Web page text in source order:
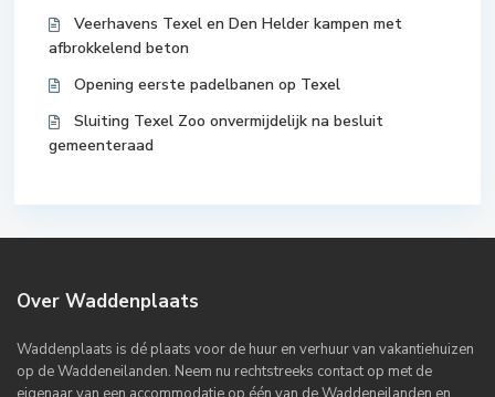
Veerhavens Texel en Den Helder kampen met
afbrokkelend beton
Opening eerste padelbanen op Texel
Sluiting Texel Zoo onvermijdelijk na besluit
gemeenteraad
Over Waddenplaats
Waddenplaats is dé plaats voor de huur en verhuur van vakantiehuizen
op de Waddeneilanden. Neem nu rechtstreeks contact op met de